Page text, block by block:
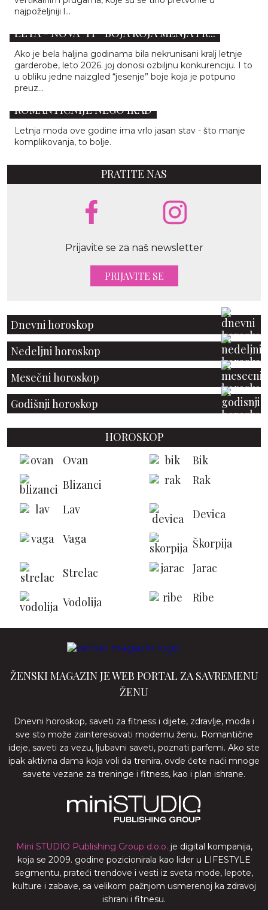
najpoželjniji l...
BRAON HALJINA JE NAJNEŽNIJE IZNENAĐENJE
LETA - NOVA “IT” BOJA KOJA MENJA PR...
Ako je bela haljina godinama bila nekrunisani kralj letnje
garderobe, leto 2026. joj donosi ozbiljnu konkurenciju. I to
u obliku jedne naizgled “jesenje” boje koja je potpuno
preuz...
SLIP HALJINA SE VRAĆA I IZGLEDA
ROMANTIČNIJE NEGO IKAD
Letnja moda ove godine ima vrlo jasan stav - što manje
komplikovanja, to bolje.
PRATITE NAS
Prijavite se za naš newsletter
PRIJAVITE SE
Dnevni horoskop
Nedeljni horoskop
Mesečni horoskop
Godišnji horoskop
HOROSKOP
Ovan
Bik
Blizanci
Rak
Lav
Devica
Vaga
Škorpija
Strelac Jarac
Vodolija Ribe
ŽENSKI MAGAZIN JE WEB PORTAL ZA SAVREMENU
ŽENU
Dnevni horoskop, saveti za fitness i dijete, zdravlje, moda i
sve sto može zainteresovati modernu ženu. Romantične
ideje, saveti za vezu, ljubavni saveti, poznati parfemi. Ako ste
ipak aktivna dama koja voli da trenira, ovde ćete naći mnoge
savete vezane za treninge i fitness, kao i plan ishrane.
Mini STUDIO Publishing Group d.o.o. je digital kompanija,
koja se 2009. godine pozicionirala kao lider u LIFESTYLE
segmentu, prateći trendove i vesti iz sveta mode, lepote,
kulture i zabave, sa velikom pažnjom usmerenoj ka zdravoj
ishrani i fitnesu.